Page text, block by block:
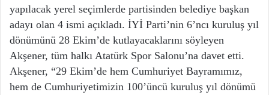
yapılacak yerel seçimlerde partisinden belediye başkan
adayı olan 4 ismi açıkladı. İYİ Parti’nin 6’ncı kuruluş yıl
dönümünü 28 Ekim’de kutlayacaklarını söyleyen
Akşener, tüm halkı Atatürk Spor Salonu’na davet etti.
Akşener, “29 Ekim’de hem Cumhuriyet Bayramımız,
hem de Cumhuriyetimizin 100’üncü kuruluş yıl dönümü